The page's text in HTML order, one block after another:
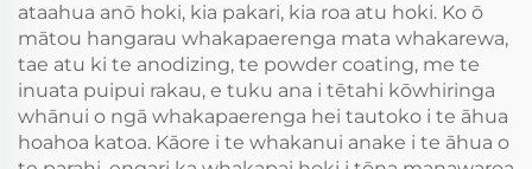
ataahua anō hoki, kia pakari, kia roa atu hoki. Ko ō
mātou hangarau whakapaerenga mata whakarewa,
tae atu ki te anodizing, te powder coating, me te
inuata puipui rakau, e tuku ana i tētahi kōwhiringa
whānui o ngā whakapaerenga hei tautoko i te āhua
hoahoa katoa. Kāore i te whakanui anake i te āhua o